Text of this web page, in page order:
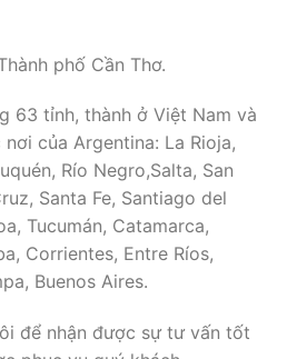
phố Cần Thơ.
63 tỉnh, thành ở Việt Nam và
của Argentina: La Rioja,
Río Negro,Salta, San
Santa Fe, Santiago del
Tucumán, Catamarca,
Corrientes, Entre Ríos,
Buenos Aires.
để nhận được sự tư vấn tốt